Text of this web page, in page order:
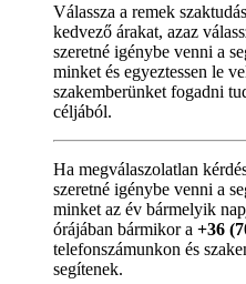
Válassza a remek
kedvező árakat, azaz
szeretné igénybe venni a
minket és egyeztessen le
szakemberünket fogadni
céljából.
Ha megválaszolatlan
szeretné igénybe venni a
minket az év bármelyik
órájában bármikor a +36
telefonszámunkon és
segítenek.